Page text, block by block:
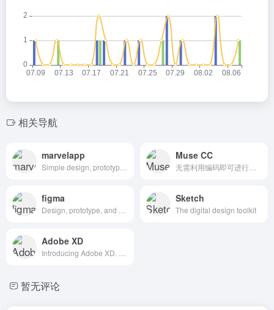
相关导航
marvelapp Muse CC
figma Sketch
The digital design toolkit
Adobe XD
暂无评论